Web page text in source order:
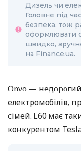
Дизель чи
Головне під
безпека, тож
оформлювати
швидко,
на Finance.ua.
Onvo —
електромобілів,
сімей. L60 має
конкурентом